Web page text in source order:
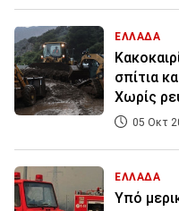
ΕΛΛΑΔΑ
σπίτια
Χωρίς
05 Οκτ
ΕΛΛΑΔΑ
Υπό